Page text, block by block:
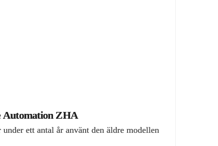
Automation ZHA
ett antal år använt den äldre modellen